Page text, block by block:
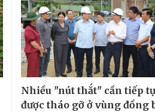
Nhiều "nút thắt" cần tiếp
được tháo gỡ ở vùng đồng